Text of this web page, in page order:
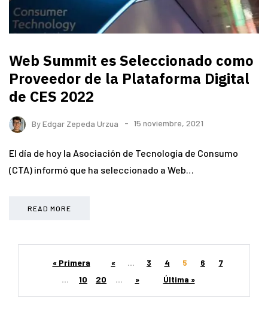
Web Summit es Seleccionado como
Proveedor de la Plataforma Digital
de CES 2022
ByEdgar Zepeda Urzua 15 noviembre, 2021
El día de hoy la Asociación de Tecnología de Consumo
(CTA) informó que ha seleccionado a Web…
READ MORE
« Primera « ... 3 4 5 6
7
...
10 20 ... » Última »